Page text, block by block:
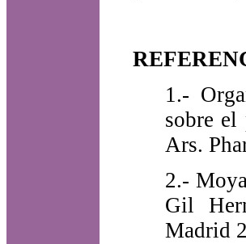
1.-
sobre el
Ars.
2.-
Gil
Madrid